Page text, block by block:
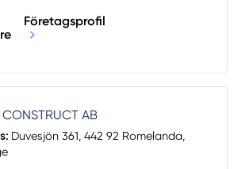
Företagsprofil
CONSTRUCT AB
Duvesjön 361, 442 92 Romelanda,